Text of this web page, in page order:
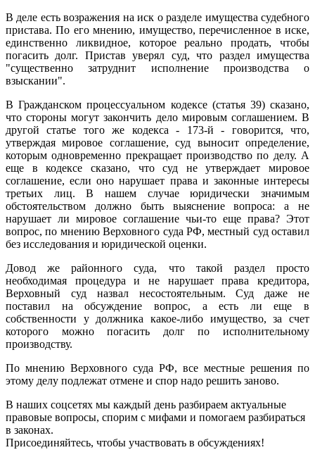
В деле есть возражения на иск о разделе имущества судебного
пристава. По его мнению, имущество, перечисленное в иске,
единственно ликвидное, которое реально продать, чтобы
погасить долг. Пристав уверял суд, что раздел имущества
"существенно затруднит исполнение производства о
взыскании".
В Гражданском процессуальном кодексе (статья 39) сказано,
что стороны могут закончить дело мировым соглашением. В
другой статье того же кодекса - 173-й - говорится, что,
утверждая мировое соглашение, суд выносит определение,
которым одновременно прекращает производство по делу. А
еще в кодексе сказано, что суд не утверждает мировое
соглашение, если оно нарушает права и законные интересы
третьих лиц. В нашем случае юридически значимым
обстоятельством должно быть выяснение вопроса: а не
нарушает ли мировое соглашение чьи-то еще права? Этот
вопрос, по мнению Верховного суда РФ, местный суд оставил
без исследования и юридической оценки.
Довод же районного суда, что такой раздел просто
необходимая процедура и не нарушает права кредитора,
Верховный суд назвал несостоятельным. Суд даже не
поставил на обсуждение вопрос, а есть ли еще в
собственности у должника какое-либо имущество, за счет
которого можно погасить долг по исполнительному
производству.
По мнению Верховного суда РФ, все местные решения по
этому делу подлежат отмене и спор надо решить заново.
В наших соцсетях мы каждый день разбираем актуальные
правовые вопросы, спорим с мифами и помогаем разбираться
в законах.
Присоединяйтесь, чтобы участвовать в обсуждениях!